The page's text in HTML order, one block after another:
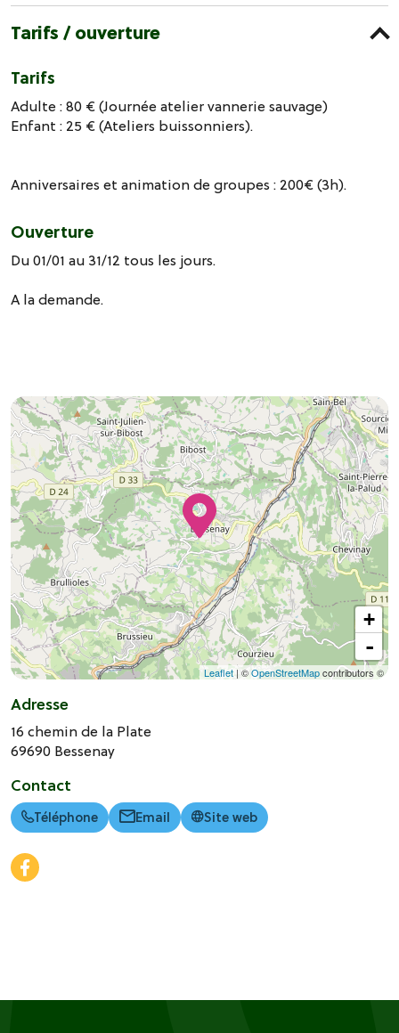
Tarifs / ouverture
Tarifs
Adulte : 80 € (Journée atelier vannerie sauvage)
Enfant : 25 € (Ateliers buissonniers).
Anniversaires et animation de groupes : 200€ (3h).
Ouverture
Du 01/01 au 31/12 tous les jours.
A la demande.
+
-
Leaflet | ©OpenStreetMapcontributors ©
Adresse
16 chemin de la Plate
69690 Bessenay
Contact
Téléphone Email Site web